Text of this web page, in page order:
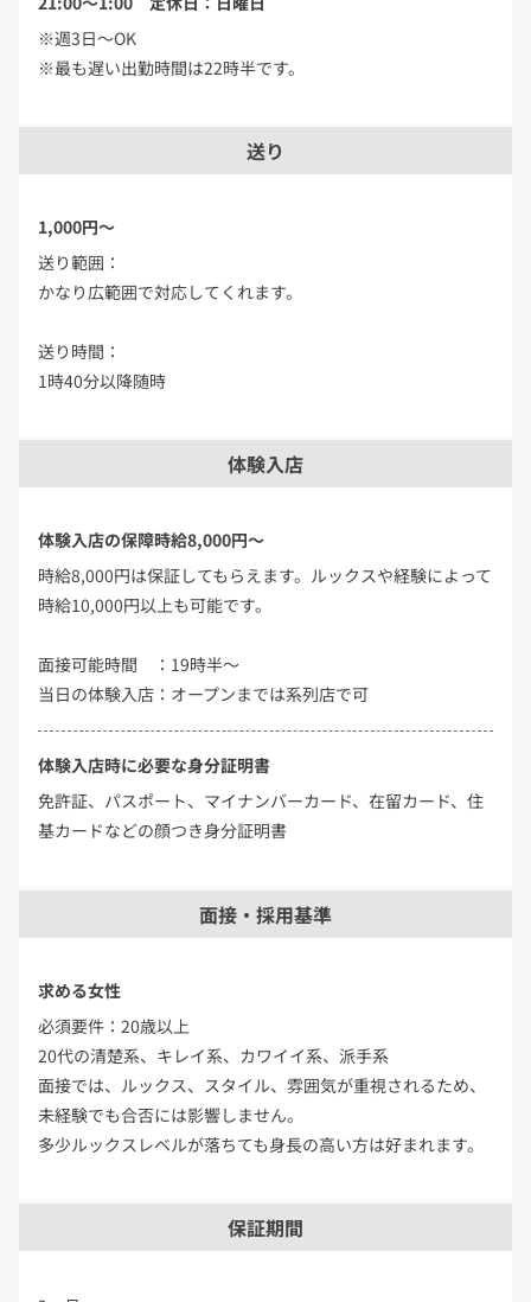
※週3日～OK
※最も遅い出勤時間は22時半です。
送り
1,000円～
送り範囲：
かなり広範囲で対応してくれます。
送り時間：
1時40分以降随時
体験入店
体験入店の保障時給8,000円～
時給8,000円は保証してもらえます。ルックスや経験によって
時給10,000円以上も可能です。
面接可能時間 ：19時半～
当日の体験入店：オープンまでは系列店で可
体験入店時に必要な身分証明書
免許証、パスポート、マイナンバーカード、在留カード、住
基カードなどの顔つき身分証明書
面接・採用基準
求める女性
必須要件：20歳以上
20代の清楚系、キレイ系、カワイイ系、派手系
面接では、ルックス、スタイル、雰囲気が重視されるため、
未経験でも合否には影響しません。
多少ルックスレベルが落ちても身長の高い方は好まれます。
保証期間